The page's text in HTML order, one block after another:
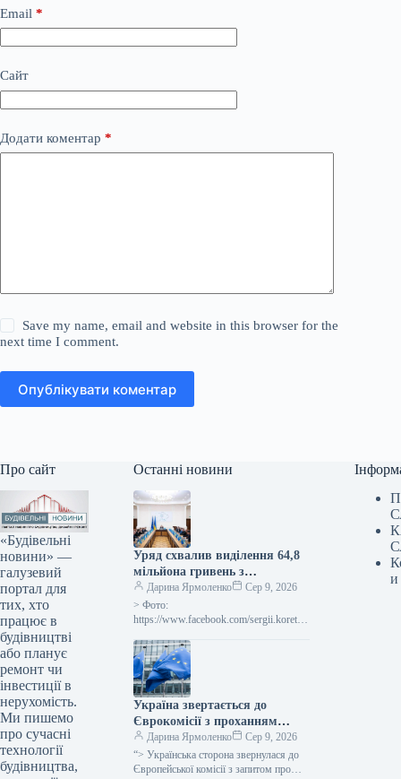
Email *
Сайт
Додати коментар *
Save my name, email and website in this browser for the
next time I comment.
Опублікувати коментар
Про сайт
«Будівельні
новини» —
галузевий
портал для
тих, хто
працює в
будівництві
або планує
ремонт чи
інвестиції в
нерухомість.
Ми пишемо
про сучасні
технології
будівництва,
Останні новини
Уряд схвалив виділення 64,8
мільйона гривень з
державного бюджету для
відновлювальних робіт та
подолання наслідків війни.
Дарина Ярмоленко
Сер 9, 2026
> Фото:
https://www.facebook.com/sergii.koretsk
виділення коштів, запланованих у
державному бюджеті на 2026 рік для
фінансування регіональної політики,
з…
Україна звертається до
Єврокомісії з проханням
надати 220 мільйонів євро для
допомоги
сільськогосподарським
Дарина Ярмоленко
Сер 9, 2026
“> Українська сторона звернулася до
Європейської комісії з запитом про
и